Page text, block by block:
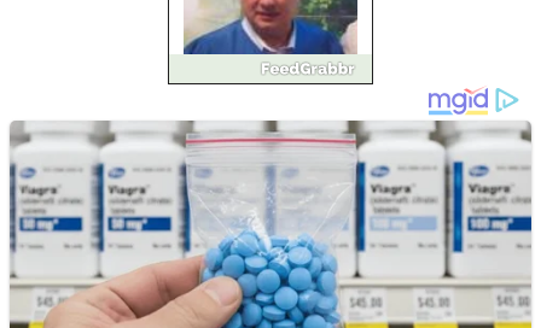
Anchetă incendiară la
Gherla, polițist acuzat de
abuz în serviciu